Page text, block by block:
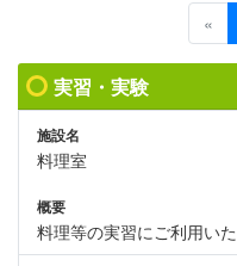
«
実習・実験
施設名
料理室
概要
料理等の実習にご利用い